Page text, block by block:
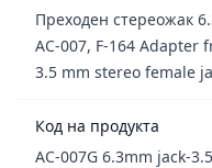
Преходен стереожак
AC-007, F-164 Adapter
3.5 mm stereo female
Код на продукта
AC-007G 6.3mm jack-